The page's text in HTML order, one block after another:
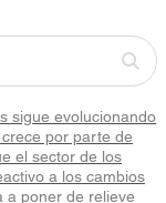
sigue evolucionando
por parte de
el sector de los
a los cambios
a poner de relieve